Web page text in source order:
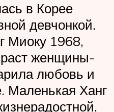
в Корее
девчонкой.
Миоку 1968,
женщины-
любовь и
Маленькая Ханг